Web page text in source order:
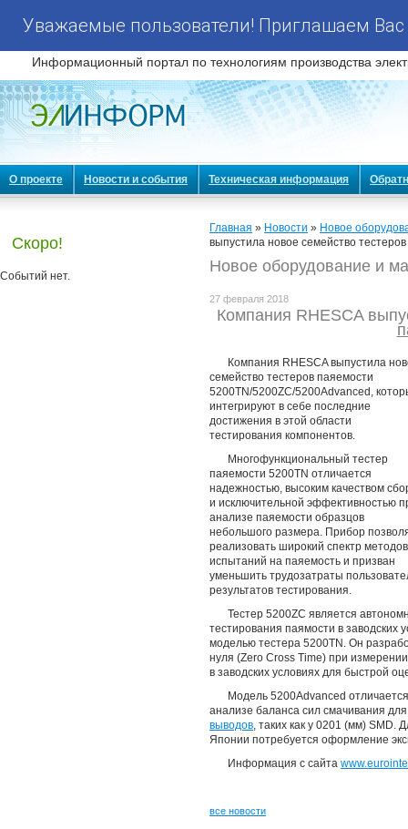
Уважаемые пользователи! Приглашаем
Информационный портал по технологиям производства
О проекте Новости и события Техническая информация
Скоро!
Событий нет.
Главная » Новости » Новое
выпустила новое семейство
Новое оборудование и
27 февраля 2018
Компания RHESCA
Компания RHESCA выпустила
семейство тестеров паяемости
5200TN/5200ZC/5200Advanced,
интегрируют в себе последние
достижения в этой области
тестирования компонентов.
Многофункциональный тестер
паяемости 5200TN отличается
надежностью, высоким качеством
и исключительной эффективностью
анализе паяемости образцов
небольшого размера. Прибор
реализовать широкий спектр методов
испытаний на паяемость и призван
уменьшить трудозатраты
результатов тестирования.
Тестер 5200ZC является
тестирования паямости в заводских
моделью тестера 5200TN. Он
нуля (Zero Cross Time) при
в заводских условиях для быстрой
Модель 5200Advanced
анализе баланса сил смачивания
выводов, таких как у 0201 (мм) SMD.
Японии потребуется оформление
Информация с сайта
все новости